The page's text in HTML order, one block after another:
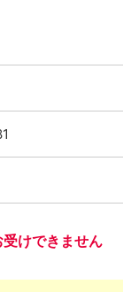
けできません